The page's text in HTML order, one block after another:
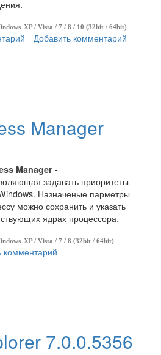
XP / Vista / 7 / 8 / 10 (32bit / 64bit)
Добавить комментарий
Manager
Manager -
задавать приоритеты
Назначеные парметры
можно сохранить и указать
ядрах процессора.
XP / Vista / 7 / 8 (32bit / 64bit)
Manager
комментарий
7.0.0.5356